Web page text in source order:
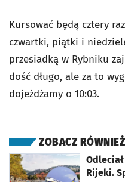
Kursować będą cztery
czwartki, piątki i
przesiadką w Rybniku
dość długo, ale za to
dojeżdżamy o 10:03.
ZOBACZ RÓWNIEŻ
Rijeki.
otworzy się w nowej karcie